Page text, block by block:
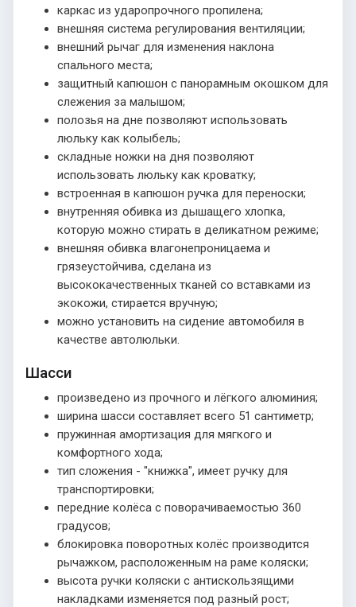
каркас из ударопрочного пропилена;
внешняя система регулирования вентиляции;
внешний рычаг для изменения наклона
спального места;
защитный капюшон с панорамным окошком для
слежения за малышом;
полозья на дне позволяют использовать
люльку как колыбель;
складные ножки на дня позволяют
использовать люльку как кроватку;
встроенная в капюшон ручка для переноски;
внутренняя обивка из дышащего хлопка,
которую можно стирать в деликатном режиме;
внешняя обивка влагонепроницаема и
грязеустойчива, сделана из
высококачественных тканей со вставками из
экокожи, стирается вручную;
можно установить на сидение автомобиля в
качестве автолюльки.
Шасси
произведено из прочного и лёгкого алюминия;
ширина шасси составляет всего 51 сантиметр;
пружинная амортизация для мягкого и
комфортного хода;
тип сложения - "книжка", имеет ручку для
транспортировки;
передние колёса с поворачиваемостью 360
градусов;
блокировка поворотных колёс производится
рычажком, расположенным на раме коляски;
высота ручки коляски с антискользящими
накладками изменяется под разный рост;